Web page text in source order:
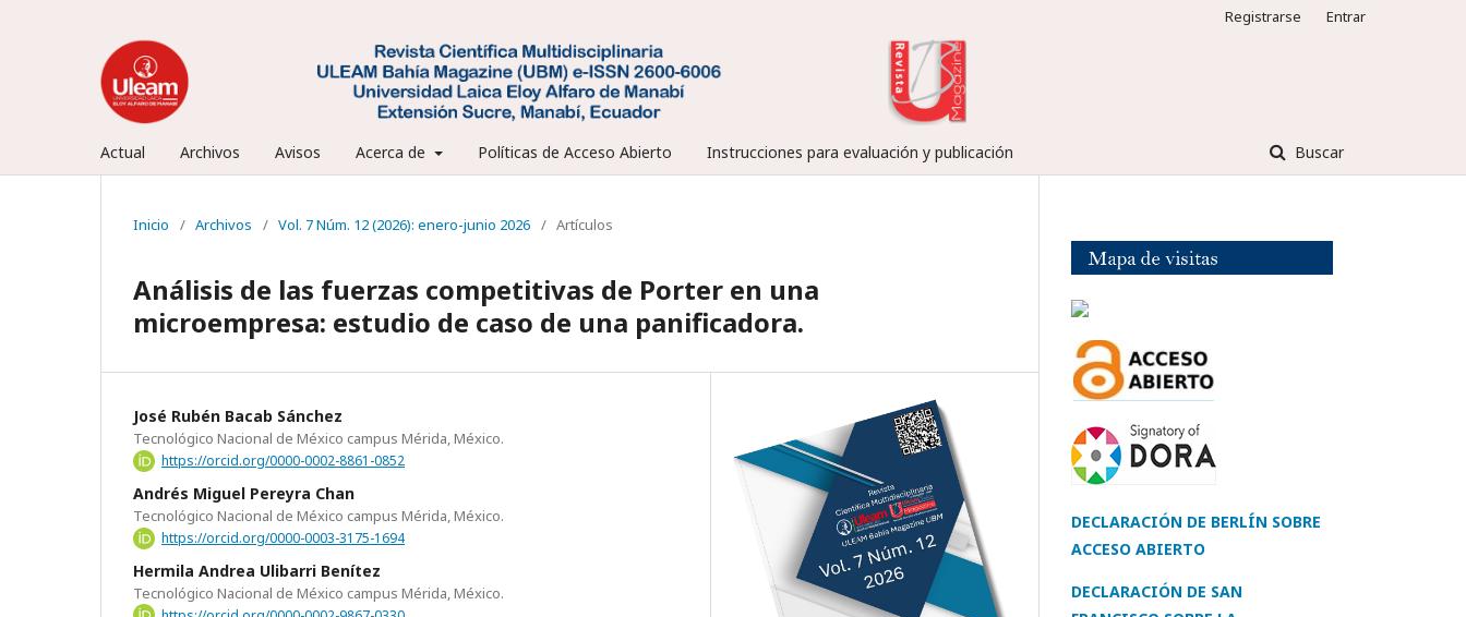
Actual Archivos Avisos Acerca de Políticas de Acceso Abierto Instrucciones para evaluación y publicación Buscar
Registrarse Entrar
Inicio / Archivos / Vol. 7 Núm. 12 (2026): enero-junio 2026 / Artículos
Análisis de las fuerzas competitivas de Porter en una
microempresa: estudio de caso de una panificadora.
José Rubén Bacab Sánchez
Tecnológico Nacional de México campus Mérida, México.
https://orcid.org/0000-0002-8861-0852
Andrés Miguel Pereyra Chan
Tecnológico Nacional de México campus Mérida, México.
https://orcid.org/0000-0003-3175-1694
Hermila Andrea Ulibarri Benítez
Tecnológico Nacional de México campus Mérida, México.
DECLARACIÓN DE BERLÍN SOBRE
ACCESO ABIERTO
DECLARACIÓN DE SAN